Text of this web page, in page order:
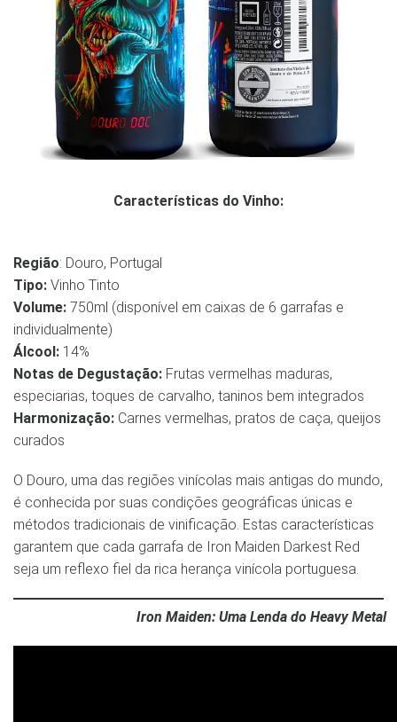
Características do Vinho:
Região: Douro, Portugal
Tipo: Vinho Tinto
Volume: 750ml (disponível em caixas de 6 garrafas e
individualmente)
Álcool: 14%
Notas de Degustação: Frutas vermelhas maduras,
especiarias, toques de carvalho, taninos bem integrados
Harmonização: Carnes vermelhas, pratos de caça, queijos
curados
O Douro, uma das regiões vinícolas mais antigas do mundo,
é conhecida por suas condições geográficas únicas e
métodos tradicionais de vinificação. Estas características
garantem que cada garrafa de Iron Maiden Darkest Red
seja um reflexo fiel da rica herança vinícola portuguesa.
Iron Maiden: Uma Lenda do Heavy Metal